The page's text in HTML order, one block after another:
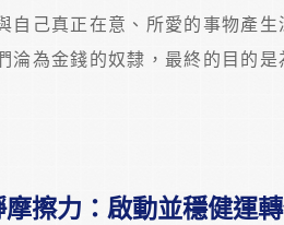
自己真正在意、所愛的事物產
淪為金錢的奴隸，最終的目的
擦力：啟動並穩健運轉